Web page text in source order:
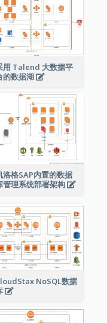
用 Talend 大数据平
的数据湖
洛格SAP内置的数据
管理系统部署架构
NoSQL数据